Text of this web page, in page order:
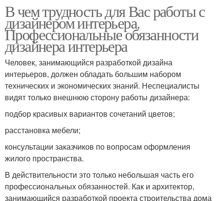
В чем трудность для Вас работы с
дизайнером интерьера.
Профессиональные обязанности
дизайнера интерьера
Человек, занимающийся разработкой дизайна
интерьеров, должен обладать большим набором
технических и экономических знаний. Неспециалисты
видят только внешнюю сторону работы дизайнера:
подбор красивых вариантов сочетаний цветов;
расстановка мебели;
консультации заказчиков по вопросам оформления
жилого пространства.
В действительности это только небольшая часть его
профессиональных обязанностей. Как и архитектор,
занимающийся разработкой проекта строительства дома